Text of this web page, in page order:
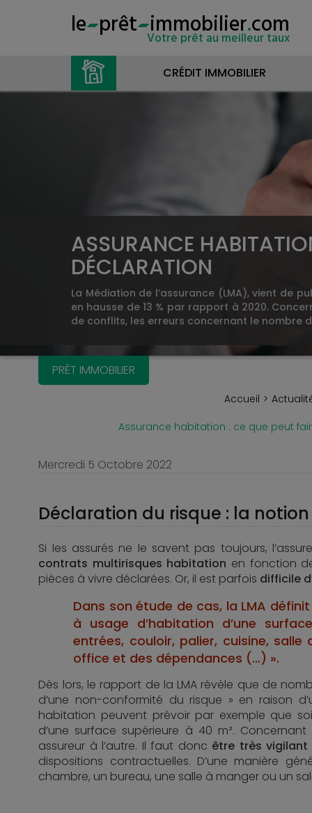
le prêt immobilier.com
Votre prêt au meilleur taux
CRÉDIT IMMOBILIER
ASSURANCE
DÉCLARATION
La Médiation de l’assurance (LMA), vient de
en hausse de 13 % par rapport à 2020.
de conflits, les erreurs concernant le nombre
PRÊT IMMOBILIER
Accueil
Assurance habitation : ce que peut
Mercredi 5 Octobre 2022
Déclaration du risque : la
Si les assurés ne le savent pas toujours,
contrats multirisques habitation en fonction
pièces à vivre déclarées. Or, il est parfois difficile
Dans son étude de cas, la LMA
à usage d’habitation d’une
entrées, couloir, palier, cuisine,
office et des dépendances (…) ».
Dès lors, le rapport de la LMA révèle que de
d’une non-conformité du risque » en raison
habitation peuvent prévoir par exemple que
d’une surface supérieure à 40 m². Concernant
assureur à l’autre. Il faut donc être très
dispositions contractuelles. D’une manière
chambre, un bureau, une salle à manger ou un